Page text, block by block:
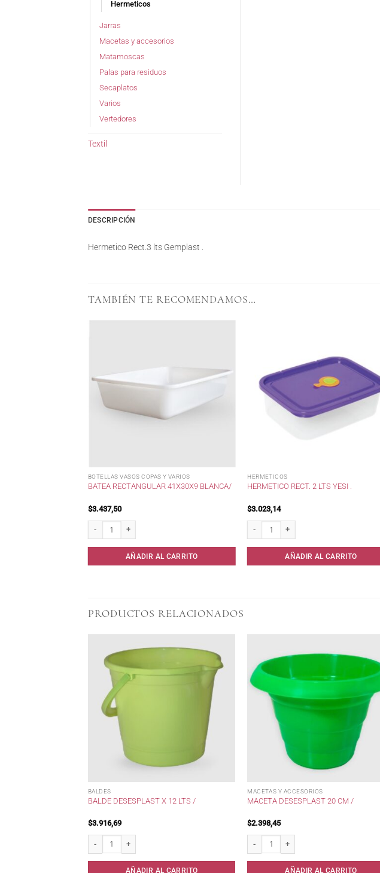
Hermeticos
Jarras
Macetas y accesorios
Matamoscas
Palas para residuos
Secaplatos
Varios
Vertedores
Textil
DESCRIPCIÓN
Hermetico Rect.3 lts Gemplast .
TAMBIÉN TE RECOMENDAMOS…
BOTELLAS VASOS COPAS Y VARIOS
BATEA RECTANGULAR 41X30X9 BLANCA/
$3.437,50
AÑADIR AL CARRITO
HERMETICOS
HERMETICO RECT. 2 LTS YESI .
$3.023,14
AÑADIR AL CARRITO
PRODUCTOS RELACIONADOS
BALDES
BALDE DESESPLAST X 12 LTS /
$3.916,69
Balde Desesplast x 12 lts / cantidad
AÑADIR AL CARRITO
MACETAS Y ACCESORIOS
MACETA DESESPLAST 20 CM /
$2.398,45
Maceta Desesplast 20 cm / cantidad
AÑADIR AL CARRITO